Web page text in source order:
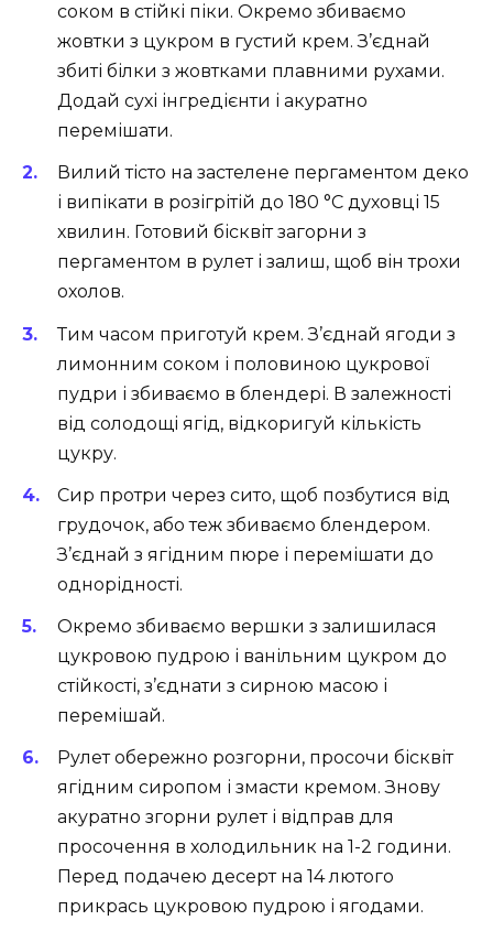
соком в стійкі піки. Окремо збиваємо
жовтки з цукром в густий крем. З’єднай
збиті білки з жовтками плавними рухами.
Додай сухі інгредієнти і акуратно
перемішати.
Вилий тісто на застелене пергаментом деко
і випікати в розігрітій до 180 °C духовці 15
хвилин. Готовий бісквіт загорни з
пергаментом в рулет і залиш, щоб він трохи
охолов.
Тим часом приготуй крем. З’єднай ягоди з
лимонним соком і половиною цукрової
пудри і збиваємо в блендері. В залежності
від солодощі ягід, відкоригуй кількість
цукру.
Сир протри через сито, щоб позбутися від
грудочок, або теж збиваємо блендером.
З’єднай з ягідним пюре і перемішати до
однорідності.
Окремо збиваємо вершки з залишилася
цукровою пудрою і ванільним цукром до
стійкості, з’єднати з сирною масою і
перемішай.
Рулет обережно розгорни, просочи бісквіт
ягідним сиропом і змасти кремом. Знову
акуратно згорни рулет і відправ для
просочення в холодильник на 1-2 години.
Перед подачею десерт на 14 лютого
прикрась цукровою пудрою і ягодами.